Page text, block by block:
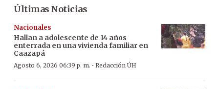
Últimas Noticias
Nacionales
Hallan a adolescente de 14 años
enterrada en una vivienda familiar en
Caazapá
Agosto 6, 2026 06:39 p. m. · Redacción ÚH